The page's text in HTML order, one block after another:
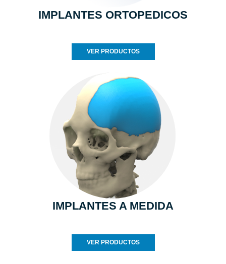
IMPLANTES ORTOPEDICOS
VER PRODUCTOS
IMPLANTES A MEDIDA
VER PRODUCTOS